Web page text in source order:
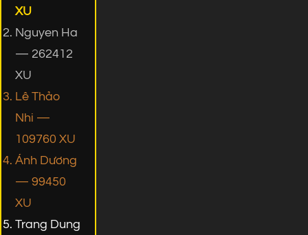
XU
Nguyen Ha
— 262412
XU
Lê Thảo
Nhi —
109760 XU
Ánh Dương
— 99450
XU
Trang Dung